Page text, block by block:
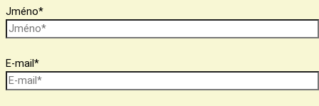
Jméno*
E-mail*